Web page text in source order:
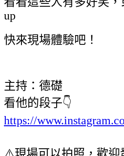
up
快來現場體驗吧！
主持：德礎
看他的段子👇
https://